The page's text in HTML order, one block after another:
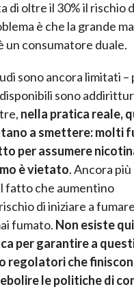
di oltre il 30% il rischio
è che la grande
un consumatore duale.
sono ancora limitati –
disponibili sono
nella pratica reale,
a smettere: molti
per assumere
è vietato. Ancora più
fatto che aumentino
di iniziare a
fumato. Non esiste
per garantire a
regolatori che
le politiche di